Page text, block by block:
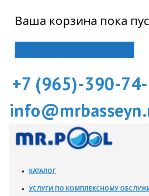
Ваша корзина пока
+7 (965)-390-
КАТАЛОГ
УСЛУГИ ПО КОМПЛЕКСНОМУ